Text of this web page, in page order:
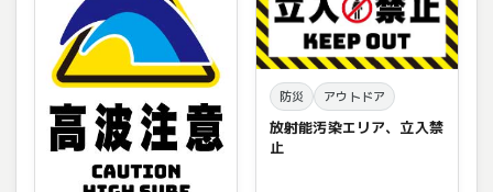
防災 アウトドア
放射能汚染エリア、立入禁
止